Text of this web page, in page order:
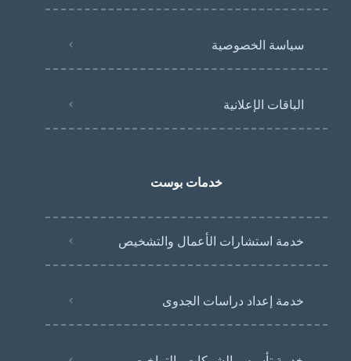
سياسة الخصوصية
الباقات الإعلانية
خدمات بوست
خدمة استشارات الأعمال والتشخيص
خدمة إعداد دراسات الجدوى